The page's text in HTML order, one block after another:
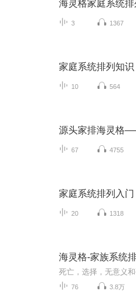
海灵格家庭系统排
3 1367
家庭系统排列知识
10 564
源头家排海灵格
67 4755
家庭系统排列入门
20 1318
海灵格-家族系统
76 3.8万